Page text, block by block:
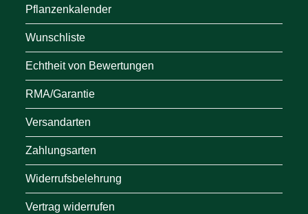
Pflanzenkalender
Wunschliste
Echtheit von Bewertungen
RMA/Garantie
Versandarten
Zahlungsarten
Widerrufsbelehrung
Vertrag widerrufen